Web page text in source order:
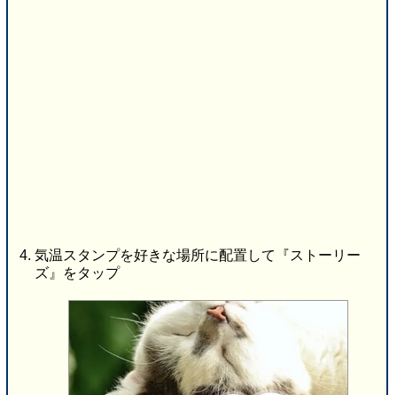
気温スタンプを好きな場所に配置して『ストーリー
ズ』をタップ